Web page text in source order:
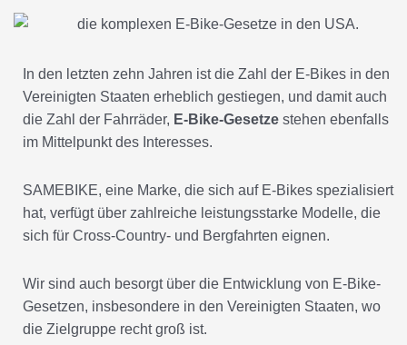
In den letzten zehn Jahren ist die Zahl der E-Bikes in den
Vereinigten Staaten erheblich gestiegen, und damit auch
die Zahl der Fahrräder, E-Bike-Gesetze stehen ebenfalls
im Mittelpunkt des Interesses.
SAMEBIKE, eine Marke, die sich auf E-Bikes spezialisiert
hat, verfügt über zahlreiche leistungsstarke Modelle, die
sich für Cross-Country- und Bergfahrten eignen.
Wir sind auch besorgt über die Entwicklung von E-Bike-
Gesetzen, insbesondere in den Vereinigten Staaten, wo
die Zielgruppe recht groß ist.